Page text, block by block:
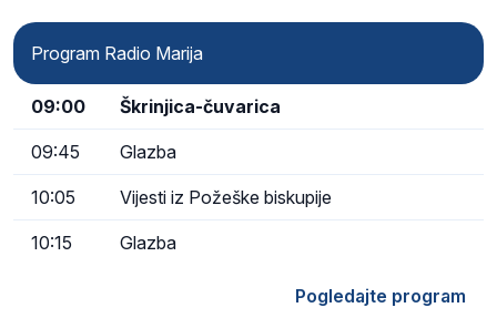
Program Radio Marija
09:00 Škrinjica-čuvarica
09:45 Glazba
10:05 Vijesti iz Požeške biskupije
10:15 Glazba
Pogledajte program